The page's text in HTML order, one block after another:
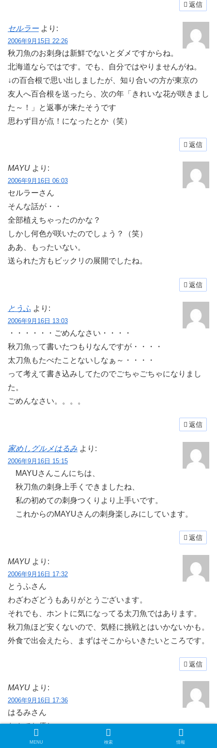
返信
セルラー より:
2006年9月15日 22:26
秋刀魚のお刺身は新鮮でないとダメですからね。
北海道ならではです。でも、自分ではやりませんがね。
↓の百合根で思い出しましたが、知り合いの方が東京の
友人へ百合根を送ったら、次の年「きれいな花が咲きまし
た～！」と返事が来たそうです
思わず目が点！になったとか（笑）
返信
MAYU より:
2006年9月16日 06:03
セルラーさん
そんな話が・・
全部植えちゃったのかな？
しかし何色が咲いたのでしょう？（笑）
ああ、もったいない。
送られた方もビックリの展開でしたね。
返信
とうふ より:
2006年9月16日 13:03
・・・・・・ごめんなさい・・・・
秋刀魚って書いたつもりなんですが・・・・
太刀魚もたべたことないしなぁ～・・・・
って考えて書き込みしてたのでごちゃごちゃになりまし
た。
ごめんなさい。。。。
返信
家めしグルメはるみ より:
2006年9月16日 15:15
MAYUさんこんにちは、
秋刀魚の刺身上手くできましたね、
私の初めての刺身つくりより上手いです。
これからのMAYUさんの刺身楽しみにしています。
返信
MAYU より:
2006年9月16日 17:32
とうふさん
わざわざどうもありがとうございます。
それでも、ホントに気になってる太刀魚ではあります。
秋刀魚ほど安くないので、気軽に挑戦とはいかないかも。
外食で出会えたら、まずはそこからいきたいところです。
返信
MAYU より:
2006年9月16日 17:36
はるみさん
なんてお優しい・・
上達できれば、この醜態もいつか生きてくるだろうと思い
MENU 検索 情報